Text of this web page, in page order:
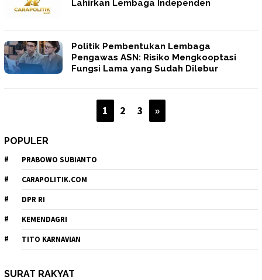
Lahirkan Lembaga Independen
Politik Pembentukan Lembaga
Pengawas ASN: Risiko Mengkooptasi
Fungsi Lama yang Sudah Dilebur
1 2 3 »
POPULER
PRABOWO SUBIANTO
CARAPOLITIK.COM
DPR RI
KEMENDAGRI
TITO KARNAVIAN
SURAT RAKYAT